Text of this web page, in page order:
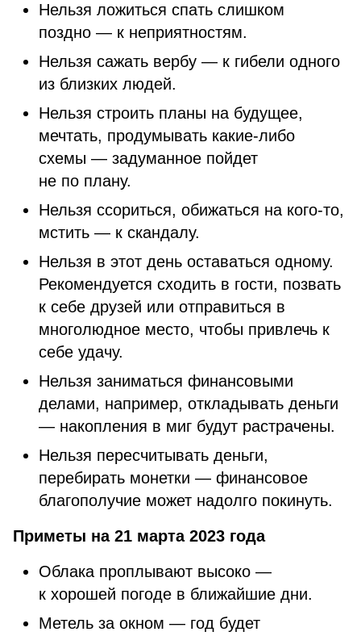
Нельзя ложиться спать слишком
поздно — к неприятностям.
Нельзя сажать вербу — к гибели одного
из близких людей.
Нельзя строить планы на будущее,
мечтать, продумывать какие-либо
схемы — задуманное пойдет
не по плану.
Нельзя ссориться, обижаться на кого-то,
мстить — к скандалу.
Нельзя в этот день оставаться одному.
Рекомендуется сходить в гости, позвать
к себе друзей или отправиться в
многолюдное место, чтобы привлечь к
себе удачу.
Нельзя заниматься финансовыми
делами, например, откладывать деньги
— накопления в миг будут растрачены.
Нельзя пересчитывать деньги,
перебирать монетки — финансовое
благополучие может надолго покинуть.
Приметы на 21 марта 2023 года
Облака проплывают высоко —
к хорошей погоде в ближайшие дни.
Метель за окном — год будет